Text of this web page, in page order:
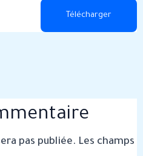
Télécharger
pas publiée. Les champs